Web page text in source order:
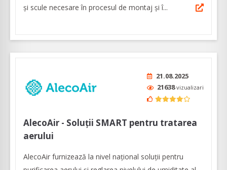
și scule necesare în procesul de montaj și î...
21.08.2025
21638vizualizari
AlecoAir - Soluții SMART pentru tratarea
aerului
AlecoAir furnizează la nivel național soluții pentru